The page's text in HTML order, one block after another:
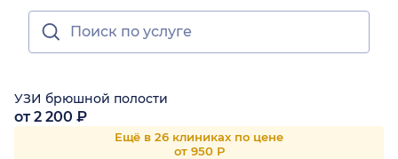
УЗИ брюшной полости
от 2 200 ₽
Ещё в 26 клиниках по цене
от 950 Р